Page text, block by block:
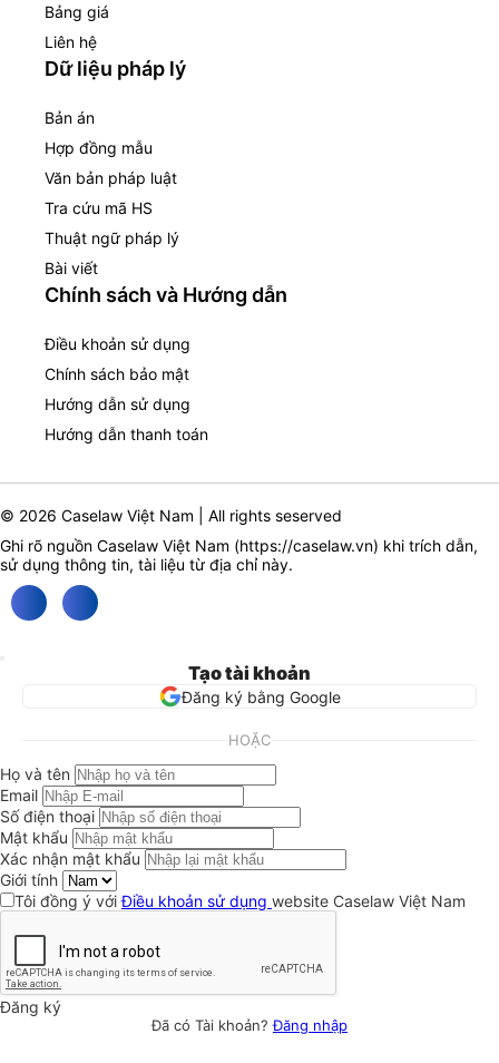
Bảng giá
Liên hệ
Dữ liệu pháp lý
Bản án
Hợp đồng mẫu
Văn bản pháp luật
Tra cứu mã HS
Thuật ngữ pháp lý
Bài viết
Chính sách và Hướng dẫn
Điều khoản sử dụng
Chính sách bảo mật
Hướng dẫn sử dụng
Hướng dẫn thanh toán
© 2026 Caselaw Việt Nam | All rights seserved
Ghi rõ nguồn Caselaw Việt Nam (https://caselaw.vn) khi trích dẫn,
sử dụng thông tin, tài liệu từ địa chỉ này.
Tạo tài khoản
Đăng ký bằng Google
HOẶC
Họ và tên
Email
Số điện thoại
Mật khẩu
Xác nhận mật khẩu
Giới tính
Tôi đồng ý vớiĐiều khoản sử dụng website Caselaw Việt Nam
Đăng ký
Đã có Tài khoản?Đăng nhập